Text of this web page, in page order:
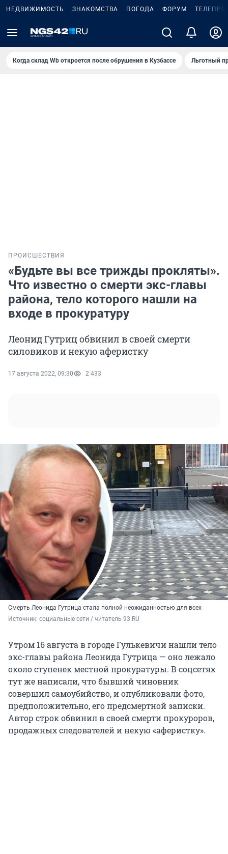
НЕДВИЖИМОСТЬ ЗНАКОМСТВА ПОГОДА ФОРУМ
Когда склад Wb откроется после обрушения в Кузбассе Льготный
ПРОИСШЕСТВИЯ
«Будьте вы все трижды прокляты».
Что известно о смерти экс-главы
района, тело которого нашли на
входе в прокуратуру
Леонид Гутриц обвинил в своей смерти
силовиков и некую аферистку
17 августа 2022, 09:30 2 433
Смерть Леонида Гутрица стала полной неожиданностью для всех
Источник: социальные сети / читатель 93.RU
Утром 16 августа в городе Гулькевичи нашли тело
экс-главы района Леонида Гутрица — оно лежало
около ступенек местной прокуратуры. В соцсетях
тут же написали, что бывший чиновник
совершил самоубийство, и опубликовали фото,
предположительно, его предсмертной записки.
Автор строк обвинил в своей смерти прокуроров,
продажных следователей и некую «аферистку».